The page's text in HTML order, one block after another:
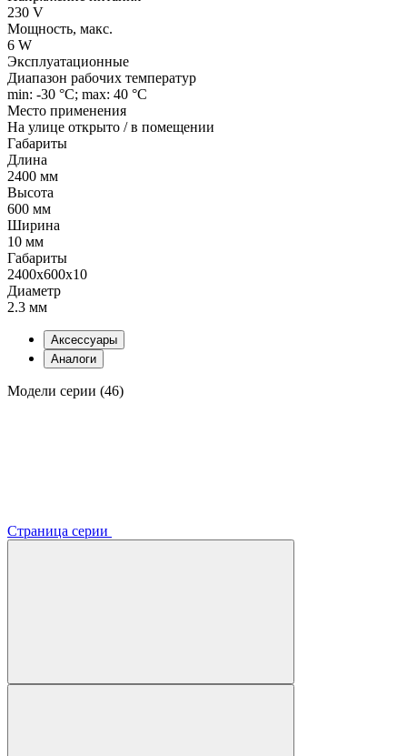
230 V
Мощность, макс.
6 W
Эксплуатационные
Диапазон рабочих температур
min: -30 °C; max: 40 °C
Место применения
На улице открыто / в помещении
Габариты
Длина
2400 мм
Высота
600 мм
Ширина
10 мм
Габариты
2400x600x10
Диаметр
2.3 мм
Аксессуары
Аналоги
Модели серии (46)
Страница серии